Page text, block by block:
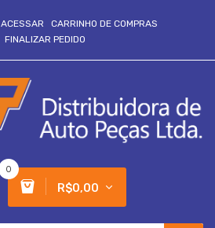
ACESSAR
CARRINHO DE COMPRAS
FINALIZAR PEDIDO
0
R$0,00